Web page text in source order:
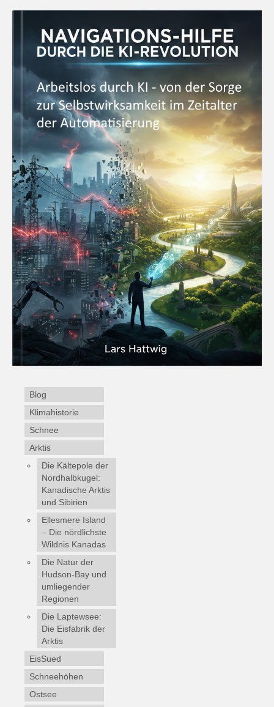
Blog
Klimahistorie
Schnee
Arktis
Die Kältepole der
Nordhalbkugel:
Kanadische Arktis
und Sibirien
Ellesmere Island
– Die nördlichste
Wildnis Kanadas
Die Natur der
Hudson-Bay und
umliegender
Regionen
Die Laptewsee:
Die Eisfabrik der
Arktis
EisSued
Schneehöhen
Ostsee